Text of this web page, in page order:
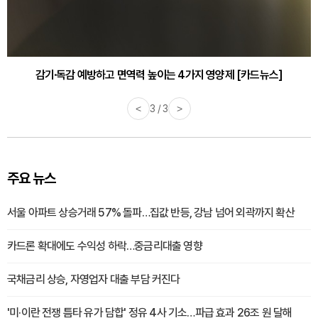
감기·독감 예방하고 면역력 높이는 4가지 영양제 [카드뉴스]
< 3 / 3 >
주요 뉴스
서울 아파트 상승거래 57% 돌파…집값 반등, 강남 넘어 외곽까지 확산
카드론 확대에도 수익성 하락…중금리대출 영향
국채금리 상승, 자영업자 대출 부담 커진다
'미·이란 전쟁 틈타 유가 담합' 정유 4사 기소…파급 효과 26조 원 달해